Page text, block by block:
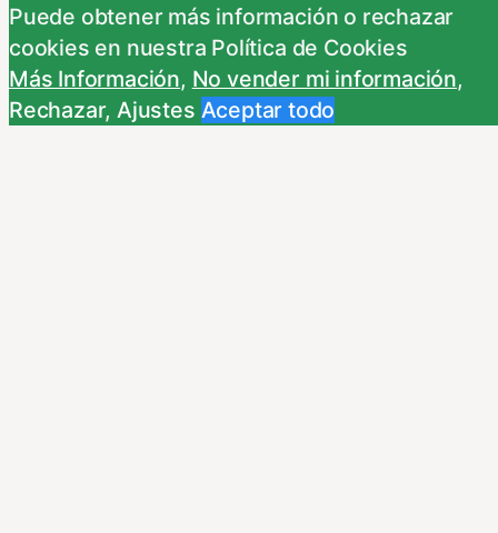
alfombrar
algazara
Puede obtener más información o rechazar
cookies en nuestra Política de Cookies
Más Información, No vender mi información,
Rechazar,Ajustes Aceptar todo